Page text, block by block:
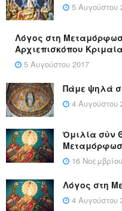
5 Αυγούστου
Λόγος στη
Αρχιεπισκόπου
5 Αυγούστου 2017
Πάμε ψηλά
4 Αυγούστου
Ὁμιλία σὺν
16
Λόγος στη
4 Αυγούστου